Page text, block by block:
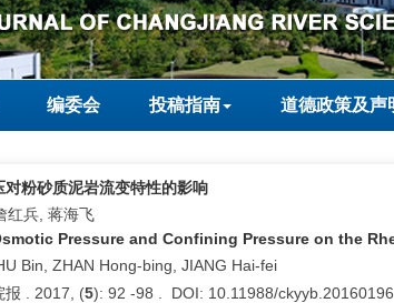
编委会 投稿指南 道德政策及声
对粉砂质泥岩流变特性的影响
红兵, 蒋海飞
Pressure and Confining Pressure on the
Bin, ZHAN Hong-bing, JIANG Hai-fei
报 . 2017, (5): 92 -98 . DOI: 10.11988/ckyyb.20160196